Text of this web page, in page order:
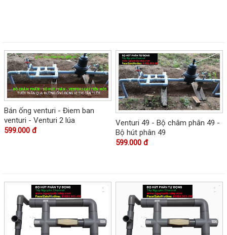
Bán ống venturi - Điem ban
venturi - Venturi 2 lúa
599.000 đ
Venturi 49 - Bộ châm phân 49 -
Bộ hút phân 49
599.000 đ